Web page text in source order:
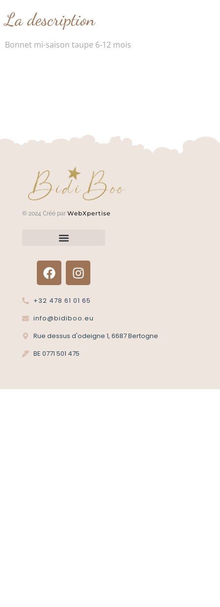
La description
Bonnet mi-saison taupe 6-12 mois
© 2024 Créé par WebXpertise
+32 478 61 01 65
info@bidiboo.eu
Rue dessus d'odeigne 1, 6687 Bertogne
BE 0771 501 475